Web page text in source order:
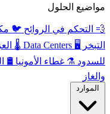
مواضيع الحلول
💨 التحكم في الروائح 🐦
التبخر 🖥️
🌡️
للسدود ⚗️ غطاء الأمونيا 🛢️
والغاز
الموارد